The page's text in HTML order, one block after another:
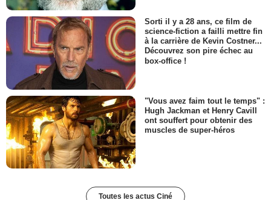
Sorti il y a 28 ans, ce film de
science-fiction a failli mettre fin
à la carrière de Kevin Costner...
Découvrez son pire échec au
box-office !
"Vous avez faim tout le temps" :
Hugh Jackman et Henry Cavill
ont souffert pour obtenir des
muscles de super-héros
Toutes les actus Ciné